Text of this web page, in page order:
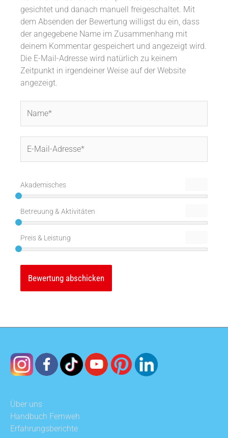
gesichtet und danach manuell freigeschaltet. Mit
dem Absenden der Bewertung willigst du ein, dass
der angegebene Name im Zusammenhang mit
deinem Kommentar gespeichert und angezeigt wird.
Die E-Mail-Adresse wird natürlich zu keinem
Zeitpunkt in irgendeiner Weise auf der Website
angezeigt.
Mail-
Akademisches
Betreuung & Aktivitäten
Preis & Leistung
Über uns
Handbuch Fernweh
Erfahrungsberichte